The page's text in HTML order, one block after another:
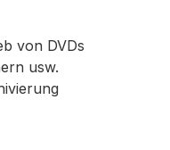
von DVDs
usw.